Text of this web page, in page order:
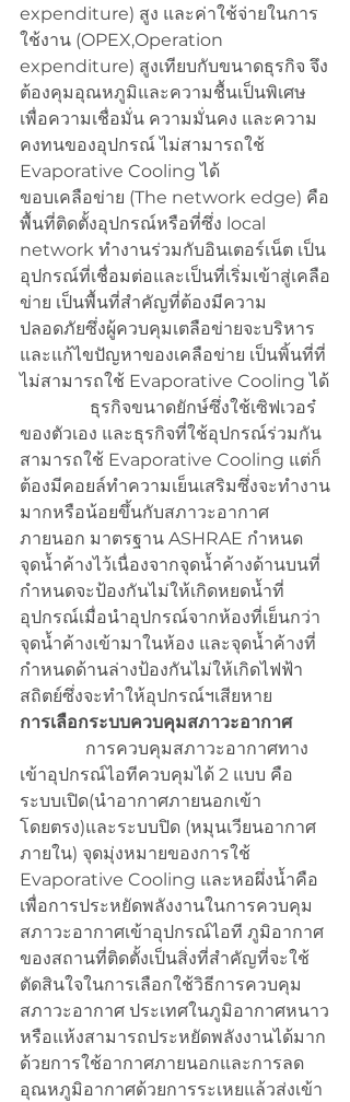
expenditure) สูง และค่าใช้จ่ายในการ
ใช้งาน (OPEX,Operation
expenditure) สูงเทียบกับขนาดธุรกิจ จึง
ต้องคุมอุณหภูมิและความชื้นเป็นพิเศษ
เพื่อความเชื่อมั่น ความมั่นคง และความ
คงทนของอุปกรณ์ ไม่สามารถใช้
Evaporative Cooling ได้
ขอบเคลือข่าย (The network edge) คือ
พื้นที่ติดตั้งอุปกรณ์หรือที่ซึ่ง local
network ทำงานร่วมกับอินเตอร์เน็ต เป็น
อุปกรณ์ที่เชื่อมต่อและเป็นที่เริ่มเข้าสู่เคลือ
ข่าย เป็นพื้นที่สำคัญที่ต้องมีความ
ปลอดภัยซึ่งผู้ควบคุมเตลือข่ายจะบริหาร
และแก้ไขปัญหาของเคลือข่าย เป็นพิ้นที่ที่
ไม่สามารถใช้ Evaporative Cooling ได้
ของตัวเอง และธุรกิจที่ใช้อุปกรณ์ร่วมกัน
สามารถใช้ Evaporative Cooling แต่ก็
ต้องมีคอยล์ทำความเย็นเสริมซึ่งจะทำงาน
มากหรือน้อยขึ้นกับสภาวะอากาศ
ภายนอก มาตรฐาน ASHRAE กำหนด
จุดน้ำค้างไว้เนื่องจากจุดน้ำค้างด้านบนที่
กำหนดจะป้องกันไม่ให้เกิดหยดน้ำที่
อุปกรณ์เมื่อนำอุปกรณ์จากห้องที่เย็นกว่า
จุดน้ำค้างเข้ามาในห้อง และจุดน้ำค้างที่
กำหนดด้านล่างป้องกันไม่ให้เกิดไฟฟ้า
สถิตย์ซึ่งจะทำให้อุปกรณ์ฯเสียหาย
การเลือกระบบควบคุมสภาวะอากาศ
การควบคุมสภาวะอากาศทาง
เข้าอุปกรณ์ไอทีควบคุมได้ 2 แบบ คือ
ระบบเปิด(นำอากาศภายนอกเข้า
โดยตรง)และระบบปิด (หมุนเวียนอากาศ
ภายใน) จุดมุ่งหมายของการใช้
Evaporative Cooling และหอผึ่งน้ำคือ
เพื่อการประหยัดพลังงานในการควบคุม
สภาวะอากาศเข้าอุปกรณ์ไอที ภูมิอากาศ
ของสถานที่ติดตั้งเป็นสิ่งที่สำคัญที่จะใช้
ตัดสินใจในการเลือกใช้วิธีการควบคุม
สภาวะอากาศ ประเทศในภูมิอากาศหนาว
หรือแห้งสามารถประหยัดพลังงานได้มาก
ด้วยการใช้อากาศภายนอกและการลด
อุณหภูมิอากาศด้วยการระเหยแล้วส่งเข้า